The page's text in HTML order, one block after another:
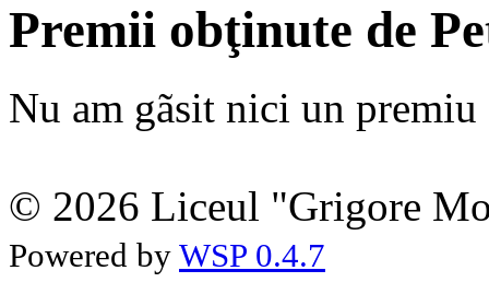
Premii obţinute de
Nu am gãsit nici un premiu
© 2026 Liceul "Grigore
Powered by WSP 0.4.7